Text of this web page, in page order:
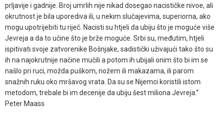
prljavije i gadnije. Broj umrlih nije nikad dosegao nacističke nivoe, ali
okrutnost je bila uporediva ili, u nekim slučajevima, superiorna, ako
mogu upotrijebiti tu riječ. Nacisti su htjeli da ubiju što je moguće više
Jevreja a da to učine što je brže moguće. Srbi su, međutim, htjeli
ispitivati svoje zatvorenike Bošnjake, sadistički uživajući tako što su
ih na najokrutnije načine mučili a potom ih ubijali onim što bi im se
našlo pri ruci, možda puškom, nožem ili makazama, ili parom
snažnih ruku oko mršavog vrata. Da su se Nijemci koristili istom
metodom, trebale bi im decenije da ubiju šest miliona Jevreja.”
Peter Maass